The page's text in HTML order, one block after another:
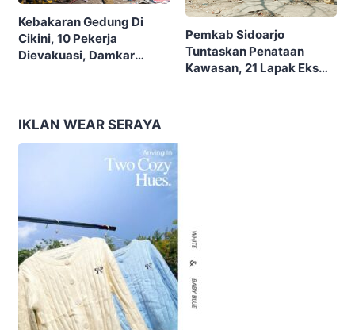
Kebakaran Gedung Di
Cikini, 10 Pekerja
Dievakuasi, Damkar
Pemkab Sidoarjo
Tuntaskan Penataan
Kawasan, 21 Lapak Eks
IKLAN WEAR SERAYA